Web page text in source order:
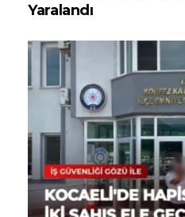
Yaralandı